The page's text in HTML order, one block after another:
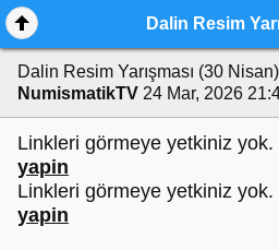
Dalin Resim Yarışması (30 Nisan)
NumismatikTV 24 Mar, 2026
Linkleri görmeye yetkiniz yok.
yapin
Linkleri görmeye yetkiniz yok.
yapin